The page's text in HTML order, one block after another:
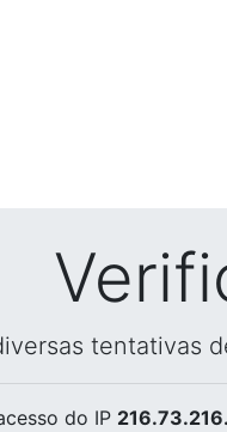
tentativas
do IP